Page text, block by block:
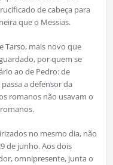
de cabeça para
que o Messias.
Tarso, mais novo que
por quem se
ao de Pedro: de
a defensor da
romanos não usavam o
no mesmo dia, não
de junho. Aos dois
omnipresente, junta o